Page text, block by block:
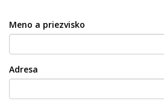
Meno a priezvisko
Adresa